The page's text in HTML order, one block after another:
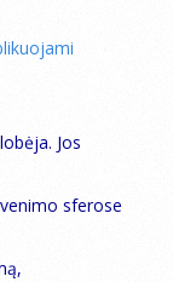
Jos
sferose